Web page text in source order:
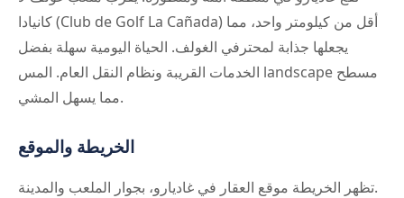
كانيادا (Club de Golf La Cañada) أقل من كيلومتر واحد، مما
يجعلها جذابة لمحترفي الغولف. الحياة اليومية سهلة بفضل
الخدمات القريبة ونظام النقل العام. المس landscape مسطح
مما يسهل المشي.
الخريطة والموقع
تظهر الخريطة موقع العقار في غاديارو، بجوار الملعب والمدينة.